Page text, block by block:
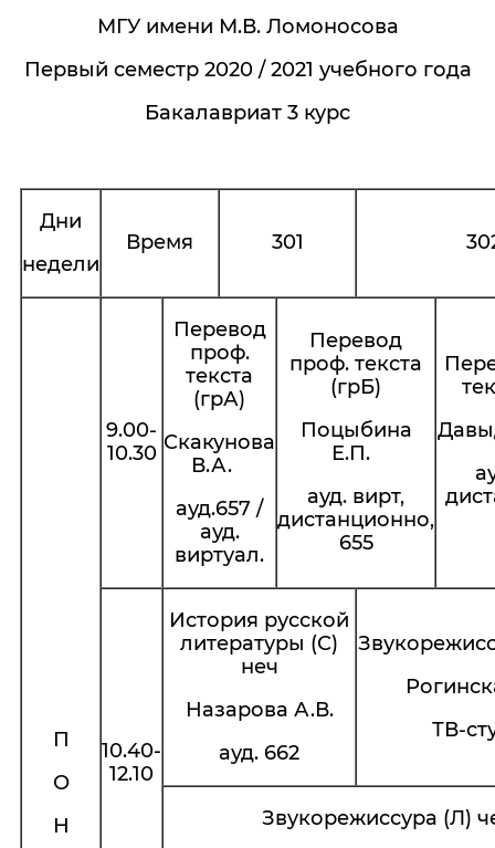
МГУ имени М.В. Ломоносова
Первый семестр 2020 / 2021 учебного года
Бакалавриат 3 курс
Дни
недели
Время 301
П
О
Н
9.00-
10.30
Перевод
проф.
текста
(грА)
Скакунова
В.А.
ауд.657 /
ауд.
виртуал.
Перевод
проф. текста
(грБ)
Поцыбина
Е.П.
ауд. вирт,
дистанционно,
655
10.40-
12.10
История русской
литературы (С)
неч
Назарова А.В.
ауд. 662
ТВ-
Звукорежиссура (Л)